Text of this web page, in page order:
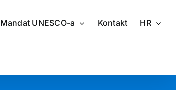
Mandat UNESCO-a Kontakt HR